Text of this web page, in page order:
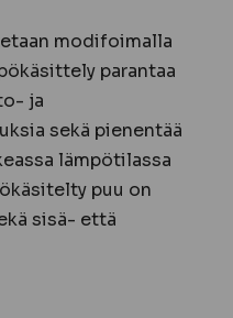
modifoimalla
parantaa
ja
sekä pienentää
lämpötilassa
puu on
sisä- että